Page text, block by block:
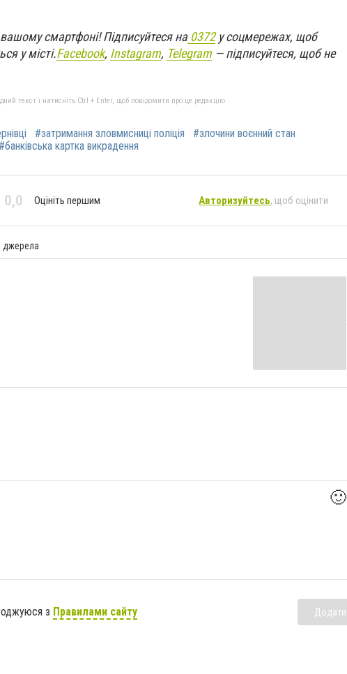
смартфоні! Підписуйтеся на0372у соцмережах, щоб
у місті.Facebook, Instagram, Telegram — підписуйтеся, щоб не
текст і натисніть Ctrl + Enter, щоб повідомити про це редакцію
#затримання зловмисниці поліція
#злочини воєнний стан
#банківська картка викрадення
0,0 Оцініть першим Авторизуйтесь, щоб оцінити
джерела
🙂
з Правилами сайту Додати